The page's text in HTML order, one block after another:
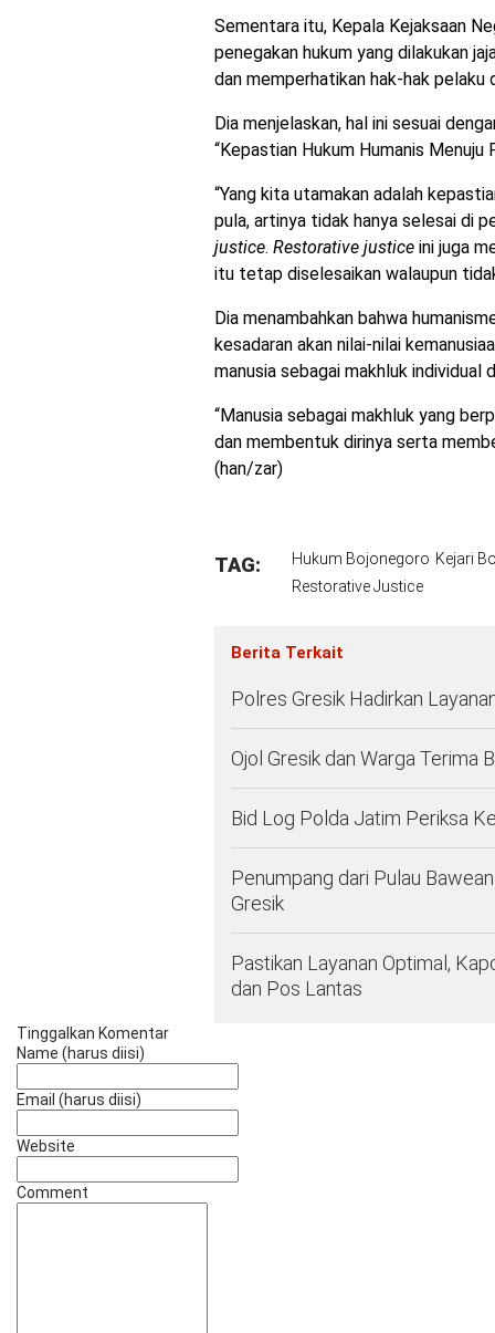
Sementara itu, Kepala Kejaksaan
penegakan hukum yang dilakukan
dan memperhatikan hak-hak pelaku
Dia menjelaskan, hal ini sesuai
“Kepastian Hukum Humanis Menuju
“Yang kita utamakan adalah
pula, artinya tidak hanya selesai di
justice.Restorative justice ini juga
itu tetap diselesaikan walaupun
Dia menambahkan bahwa
kesadaran akan nilai-nilai
manusia sebagai makhluk individual
“Manusia sebagai makhluk yang
dan membentuk dirinya serta
(han/zar)
TAG: Hukum Bojonegoro Kejari
Restorative Justice
Berita Terkait
Polres Gresik Hadirkan
Ojol Gresik dan Warga Terima
Bid Log Polda Jatim Periksa
Penumpang dari Pulau
Gresik
Pastikan Layanan Optimal,
dan Pos Lantas
Tinggalkan Komentar
Name (harus diisi)
Email (harus diisi)
Website
Comment